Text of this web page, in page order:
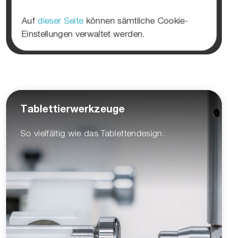
Auf dieser Seite können sämtliche Cookie-
Einstellungen verwaltet werden.
Tablettierwerkzeuge
So vielfältig wie das Tablettendesign.